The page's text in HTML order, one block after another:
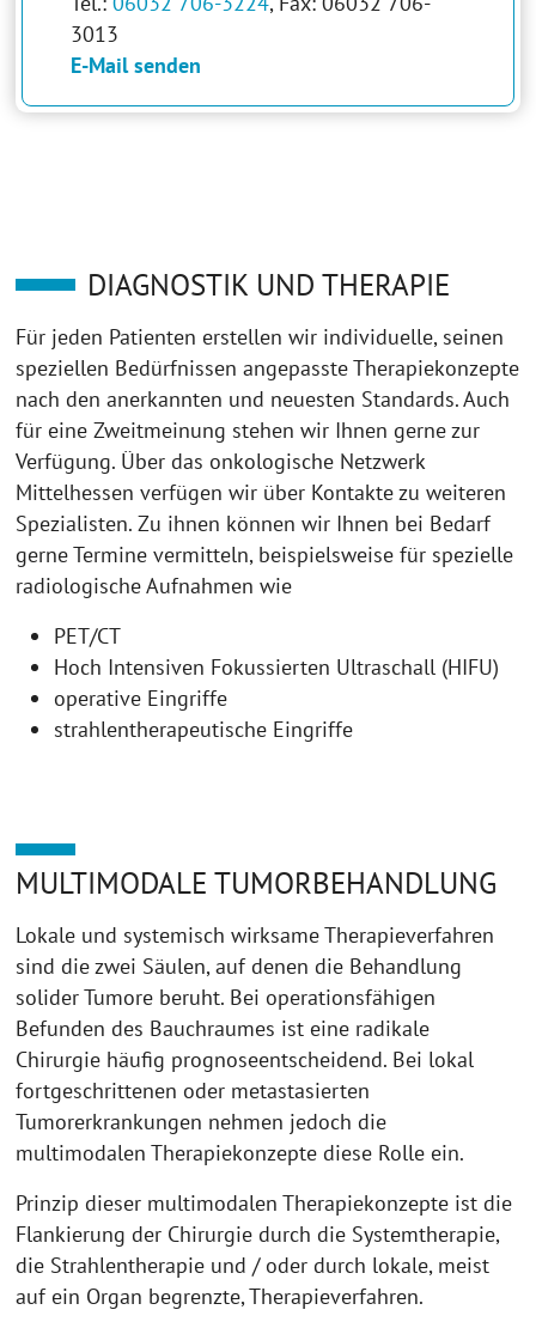
3013
E-Mail senden
DIAGNOSTIK UND THERAPIE
Für jeden Patienten erstellen wir individuelle, seinen
speziellen Bedürfnissen angepasste Therapiekonzepte
nach den anerkannten und neuesten Standards. Auch
für eine Zweitmeinung stehen wir Ihnen gerne zur
Verfügung. Über das onkologische Netzwerk
Mittelhessen verfügen wir über Kontakte zu weiteren
Spezialisten. Zu ihnen können wir Ihnen bei Bedarf
gerne Termine vermitteln, beispielsweise für spezielle
radiologische Aufnahmen wie
PET/CT
Hoch Intensiven Fokussierten Ultraschall (HIFU)
operative Eingriffe
strahlentherapeutische Eingriffe
MULTIMODALE TUMORBEHANDLUNG
Lokale und systemisch wirksame Therapieverfahren
sind die zwei Säulen, auf denen die Behandlung
solider Tumore beruht. Bei operationsfähigen
Befunden des Bauchraumes ist eine radikale
Chirurgie häufig prognoseentscheidend. Bei lokal
fortgeschrittenen oder metastasierten
Tumorerkrankungen nehmen jedoch die
multimodalen Therapiekonzepte diese Rolle ein.
Prinzip dieser multimodalen Therapiekonzepte ist die
Flankierung der Chirurgie durch die Systemtherapie,
die Strahlentherapie und / oder durch lokale, meist
auf ein Organ begrenzte, Therapieverfahren.